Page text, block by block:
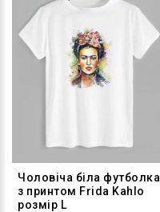
Чоловіча біла футболка
з принтом Frida Kahlo
розмір L